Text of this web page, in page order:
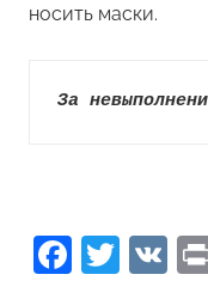
носить маски.
За